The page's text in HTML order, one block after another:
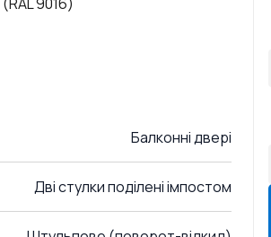
Балконні двері
Дві стулки поділені імпостом